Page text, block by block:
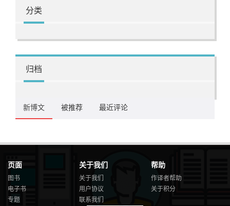
分类
归档
新博文 被推荐 最近评论
页面
图书
电子书
专题
关于我们
关于我们
用户协议
联系我们
帮助
作译者帮助
关于积分